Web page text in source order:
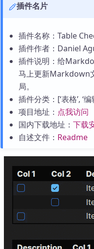
插件名片
插件名称：Table
插件作者：Daniel
插件说明：给
马上更新Markdown
局。
插件分类：[‘表格’, ‘
项目地址： 点我访问
国内下载地址： 下载
自述文件： Readme